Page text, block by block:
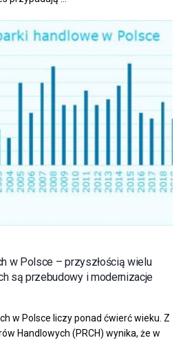
w Polsce – przyszłością wielu
są przebudowy i modernizacje
w Polsce liczy ponad ćwierć wieku. Z
Handlowych (PRCH) wynika, że w